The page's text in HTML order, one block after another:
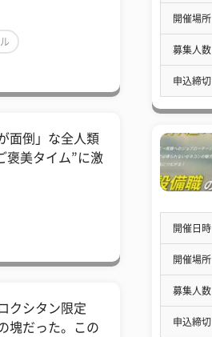
面倒」な全人類
褒美タイム”に激
クシタン限定
塊だった。この
開催場所
募集人数
申込締切
開催日時
開催場所
募集人数
申込締切